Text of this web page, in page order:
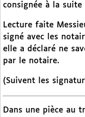
consignée à la
Lecture faite
signé avec les
elle a déclaré ne
par le notaire.
(Suivent les
Dans une pièce au